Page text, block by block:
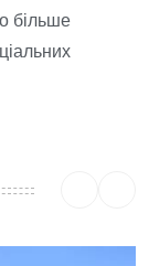
більше